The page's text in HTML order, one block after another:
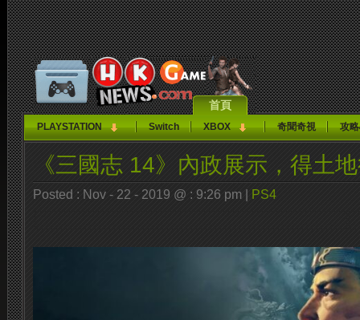
首頁
PLAYSTATION Switch XBOX 奇聞奇視 攻
《三國志 14》內政展示，得土
Posted : Nov - 22 - 2019 @ : 9:26 pm | PS4